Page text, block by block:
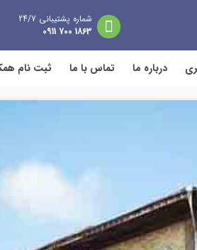
شماره پشتیبانی 24/7
1863 700 0911
درباره ما تماس با ما ثبت نام